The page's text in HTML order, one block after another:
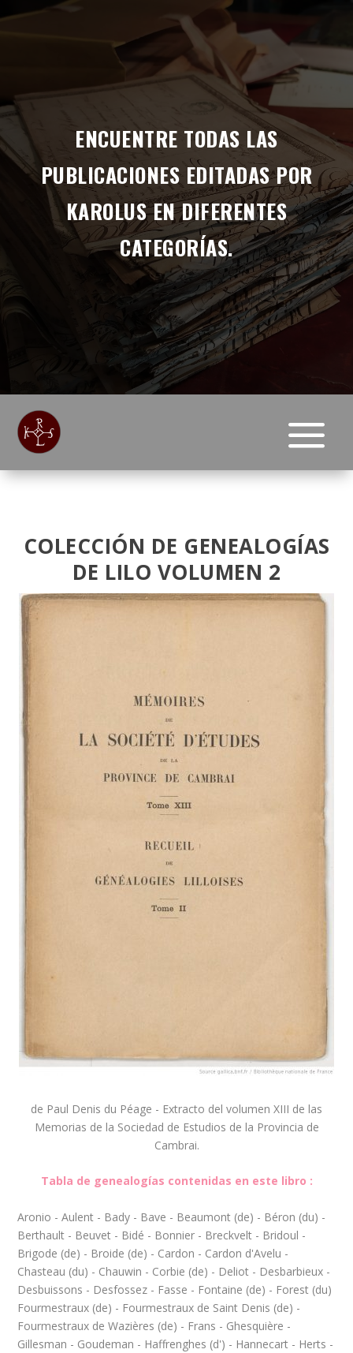
ENCUENTRE TODAS LAS
PUBLICACIONES EDITADAS POR
KAROLUS EN DIFERENTES
CATEGORÍAS.
a
COLECCIÓN DE GENEALOGÍAS
DE LILO VOLUMEN 2
de Paul Denis du Péage - Extracto del volumen XIII de las
Memorias de la Sociedad de Estudios de la Provincia de
Cambrai.
Tabla de genealogías contenidas en este libro :
Aronio - Aulent - Bady - Bave - Beaumont (de) - Béron (du) -
Berthault - Beuvet - Bidé - Bonnier - Breckvelt - Bridoul -
Brigode (de) - Broide (de) - Cardon - Cardon d'Avelu -
Chasteau (du) - Chauwin - Corbie (de) - Deliot - Desbarbieux -
Desbuissons - Desfossez - Fasse - Fontaine (de) - Forest (du)
Fourmestraux (de) - Fourmestraux de Saint Denis (de) -
Fourmestraux de Wazières (de) - Frans - Ghesquière -
Gillesman - Goudeman - Haffrenghes (d') - Hannecart - Herts -